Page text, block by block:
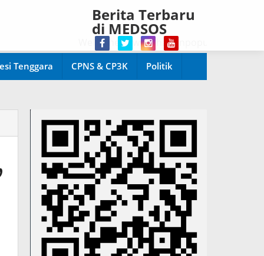
Berita Terbaru
di MEDSOS
Welcome di www.harianpopuler.com
Tenggara CPNS & CP3K Politik